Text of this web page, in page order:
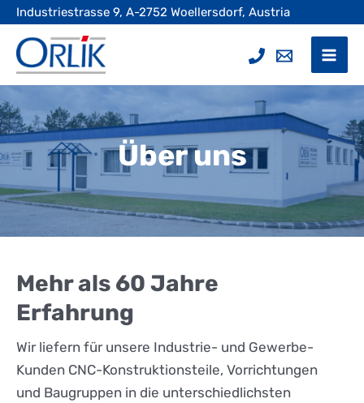
Skip
content
Industriestrasse 9, A-2752 Woellersdorf, Austria
Über uns
Mehr als 60 Jahre
Erfahrung
Wir liefern für unsere Industrie- und Gewerbe-
Kunden CNC-Konstruktionsteile, Vorrichtungen
und Baugruppen in die unterschiedlichsten